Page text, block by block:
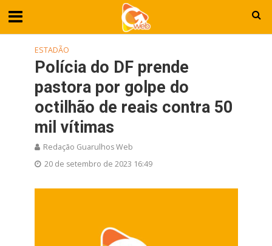
ESTADÃO
Polícia do DF prende
pastora por golpe do
octilhão de reais contra 50
mil vítimas
Redação Guarulhos Web
20 de setembro de 2023 16:49